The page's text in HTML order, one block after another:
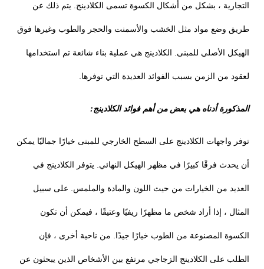
التجارية ، بشكل من أشكال الكسوة تسمى الكلادينج. يتم ذلك عن
طريق وضع مواد مثل الخشب والأسمنت والحجر والطوب وغيرها فوق
الهيكل الأصلي للمبنى. الكلادينج هي عملية بناء شائعة تم استخدامها
لعقود من الزمن بسبب الفوائد العديدة التي توفرها.
المذكورة أدناه هي بعض من أهم فوائد الكلادينج:
توفر واجهات الكلادينج على السطح الخارجي للمبنى خيارًا جماليًا يمكن
أن يحدث فرقًا كبيرًا في مظهر الهيكل النهائي. يتوفر الكلادينج في
العديد من الخيارات من حيث اللون والمادة والملمس. على سبيل
المثال ، إذا أراد شخص ما مظهرًا ريفيًا وعتيقًا ، فيمكن أن تكون
الكسوة المصنوعة من الطوب خيارًا جيدًا. من ناحية أخرى ، فإن
الطلب على الكلادينج الزجاجي مرتفع بين الأشخاص الذين يبحثون عن